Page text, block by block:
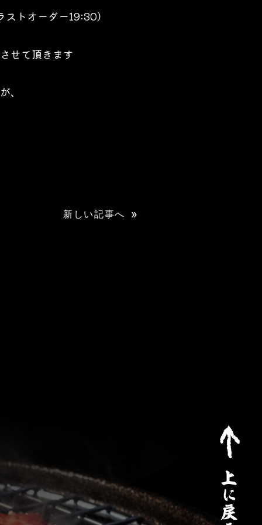
トオーダー19:30）
て頂きます
、
新しい記事へ »